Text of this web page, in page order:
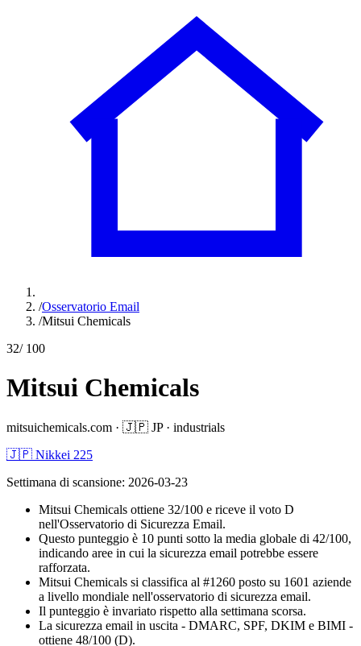
/Osservatorio Email
/Mitsui Chemicals
32/ 100
Mitsui Chemicals
mitsuichemicals.com · 🇯🇵 JP· industrials
🇯🇵 Nikkei 225
Settimana di scansione: 2026-03-23
Mitsui Chemicals ottiene 32/100 e riceve il voto D
nell'Osservatorio di Sicurezza Email.
Questo punteggio è 10 punti sotto la media globale di 42/100,
indicando aree in cui la sicurezza email potrebbe essere
rafforzata.
Mitsui Chemicals si classifica al #1260 posto su 1601 aziende
a livello mondiale nell'osservatorio di sicurezza email.
Il punteggio è invariato rispetto alla settimana scorsa.
La sicurezza email in uscita - DMARC, SPF, DKIM e BIMI -
ottiene 48/100 (D).